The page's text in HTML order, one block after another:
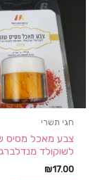
חגי תשרי
צבע מאכל מסיס
לשוקולד
₪17.00